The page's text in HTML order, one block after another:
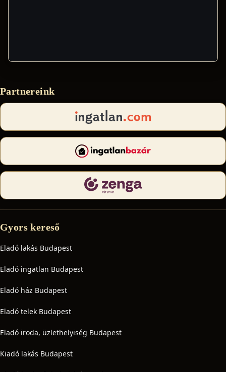
Partnereink
Gyors kereső
Eladó lakás Budapest
Eladó ingatlan Budapest
Eladó ház Budapest
Eladó telek Budapest
Eladó iroda, üzlethelyiség Budapest
Kiadó lakás Budapest